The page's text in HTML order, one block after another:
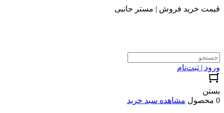
قیمت خرید فروش | مستر جانبی
ورود | ثبت‌نام
بستن
0 محصول
مشاهده سبد خرید